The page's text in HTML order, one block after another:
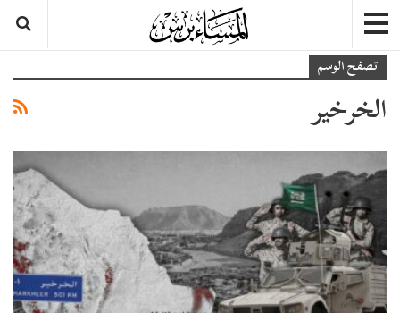
تصفح الوسم
الخرخير